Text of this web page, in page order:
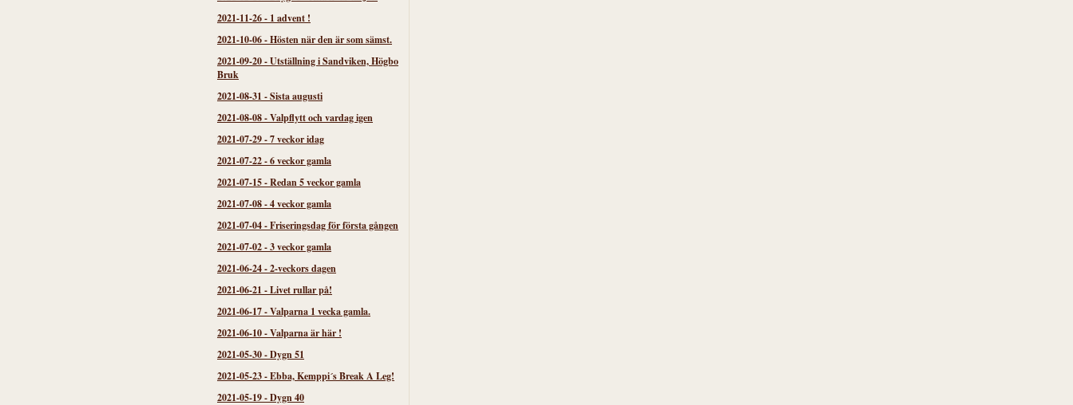
2021-11-26- 1 advent !
2021-10-06-Hösten när den är som sämst.
2021-09-20-Utställning i Sandviken, Högbo
Bruk
2021-08-31 -Sista augusti
2021-08-08-Valpflytt och vardag igen
2021-07-29-7 veckor idag
2021-07-22-6 veckor gamla
2021-07-15-Redan 5 veckor gamla
2021-07-08-4 veckor gamla
2021-07-04-Friseringsdag för första gången
2021-07-02-3 veckor gamla
2021-06-24-2-veckors dagen
2021-06-21 -Livet rullar på!
2021-06-17-Valparna 1 vecka gamla.
2021-06-10-Valparna är här !
2021-05-30-Dygn 51
2021-05-23-Ebba, Kemppi´s Break A Leg!
2021-05-19-Dygn 40